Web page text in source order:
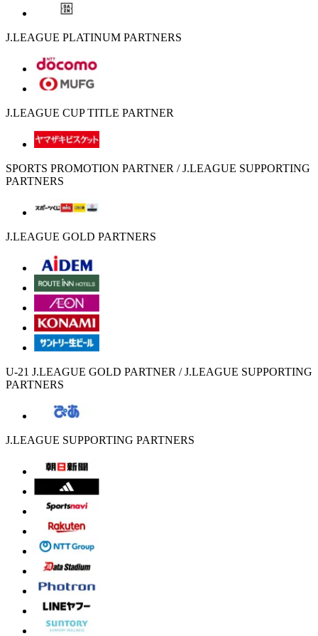
J.LEAGUE PLATINUM PARTNERS
J.LEAGUE CUP TITLE PARTNER
SPORTS PROMOTION PARTNER / J.LEAGUE SUPPORTING
PARTNERS
J.LEAGUE GOLD PARTNERS
U-21 J.LEAGUE GOLD PARTNER / J.LEAGUE SUPPORTING
PARTNERS
J.LEAGUE SUPPORTING PARTNERS